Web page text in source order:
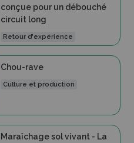
conçue pour un débouché
circuit long
Retour d'expérience
Chou-rave
Culture et production
Maraîchage sol vivant - La